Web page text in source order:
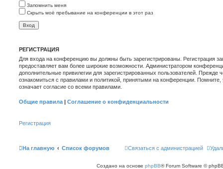
Запомнить меня
Скрыть моё пребывание на конференции в этот раз
РЕГИСТРАЦИЯ
Для входа на конференцию вы должны быть зарегистрированы. Регистрация
предоставляет вам более широкие возможности. Администратором
дополнительные привилегии для зарегистрированных пользователей. Прежде
ознакомиться с правилами и политикой, принятыми на конференции.
означает согласие со всеми правилами.
Общие правила | Соглашение о конфиденциальности
Регистрация
На главную Список форумов Связаться с администрацией
Создано на основе phpBB® Forum Software ©